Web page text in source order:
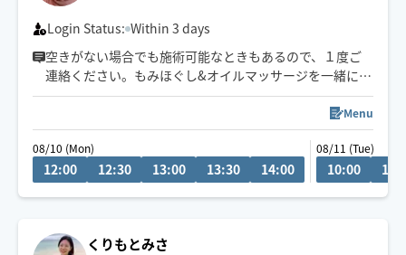
Login Status: Within 3 days
空きがない場合でも施術可能なときもあるので、１度ご
連絡ください。もみほぐし&オイルマッサージを一緒にさ
れるとコリも浮腫みもとれてスッキリするのでオススメ
ですよ～(^-^)/１人１人に寄り添う施術を心掛けていま
す。宜しくお願いいたします！県外の方は高速代別途い
ただいております。新規のお客様は県内最終受付22時、
県外21時まで。リピート様はなるべくご希望沿えるよう
Menu
08/10 (Mon)
12:00 12:30 13:00 13:30 14:00
08/11 (Tue)
10:00
くりもとみさ